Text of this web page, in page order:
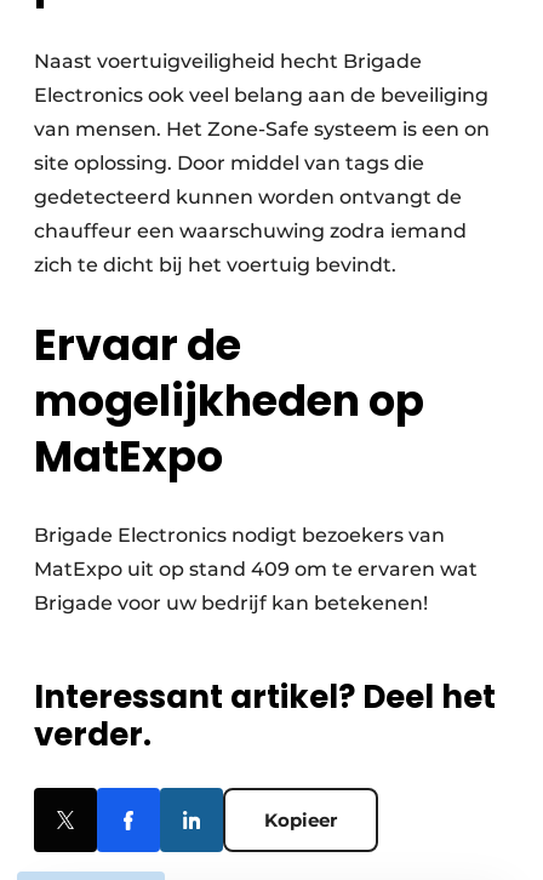
Naast voertuigveiligheid hecht Brigade
Electronics ook veel belang aan de beveiliging
van mensen. Het Zone-Safe systeem is een on
site oplossing. Door middel van tags die
gedetecteerd kunnen worden ontvangt de
chauffeur een waarschuwing zodra iemand
zich te dicht bij het voertuig bevindt.
Ervaar de
mogelijkheden op
MatExpo
Brigade Electronics nodigt bezoekers van
MatExpo uit op stand 409 om te ervaren wat
Brigade voor uw bedrijf kan betekenen!
Interessant artikel? Deel het
verder.
Kopieer